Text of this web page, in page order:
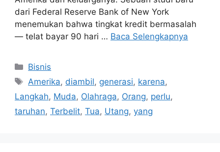
dari Federal Reserve Bank of New York
menemukan bahwa tingkat kredit bermasalah
— telat bayar 90 hari … Baca Selengkapnya
Kategori
Bisnis
Tag
Amerika, diambil, generasi, karena,
Langkah, Muda, Olahraga, Orang, perlu,
taruhan, Terbelit, Tua, Utang, yang